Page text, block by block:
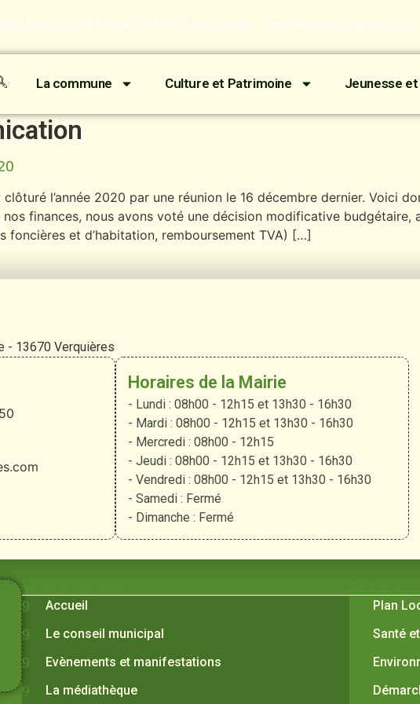
- Place de la Mairie - 13670 Verquières mairie@verquieres.com
La commune Culture et Patrimoine Jeunesse
l’année 2020 par une réunion le 16 décembre dernier. Voici
nos finances, nous avons voté une décision modificative
foncières et d’habitation, remboursement TVA) […]
- 13670 Verquières
Horaires de la Mairie
- Lundi : 08h00 - 12h15 et 13h30 - 16h30
- Mardi : 08h00 - 12h15 et 13h30 - 16h30
- Mercredi : 08h00 - 12h15
- Jeudi : 08h00 - 12h15 et 13h30 - 16h30
- Vendredi : 08h00 - 12h15 et 13h30 - 16h30
- Samedi : Fermé
- Dimanche : Fermé
Vivre à Verquières
Accueil
Le conseil municipal
Evènements et manifestations
La médiathèque
Plan
Santé